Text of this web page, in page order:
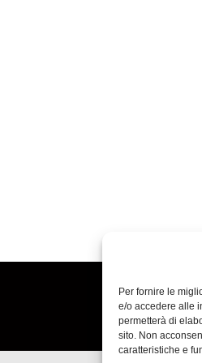
Per fornire le
e/o accedere alle
permetterà di
sito. Non
caratteristiche e